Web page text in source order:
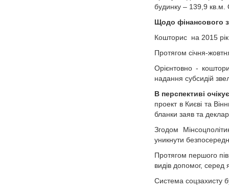
будинку – 139,9 кв.м.
Щодо фінансового
Кошторис на 2015
Протягом січня-
Орієнтовно -
надання субсидій
В перспективі
проект в Києві та
бланки заяв та
Згодом
уникнути
Протягом першого
видів допомог, серед
Система соцзахисту